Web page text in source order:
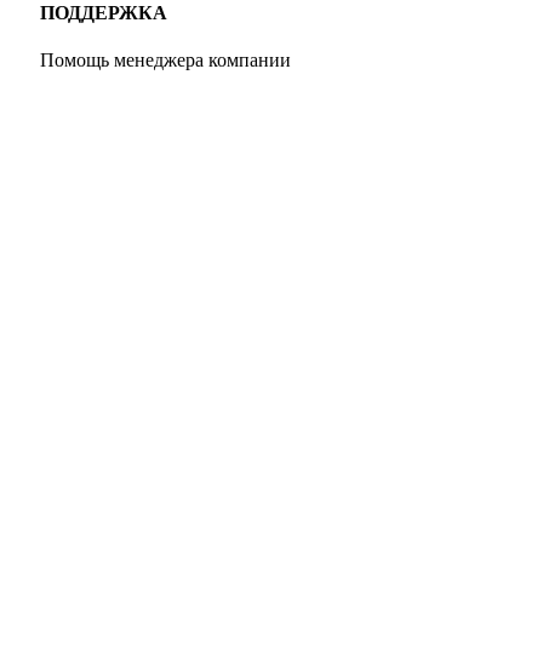
ПОДДЕРЖКА
Помощь менеджера компании